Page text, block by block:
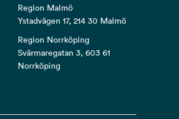
Region Malmö
Ystadvägen 17, 214 30 Malmö
Region Norrköping
Svärmaregatan 3, 603 61
Norrköping